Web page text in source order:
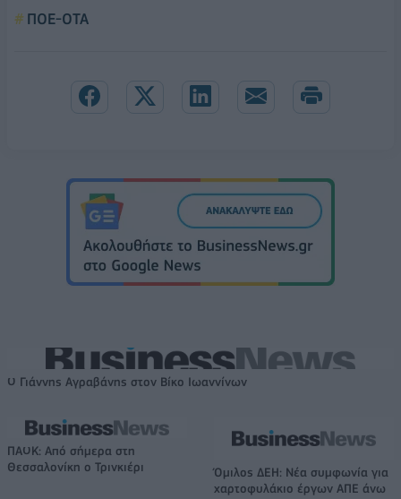
ΠΟΕ-ΟΤΑ
Ο Γιάννης Αγραβάνης στον Βίκο Ιωαννίνων
ΠΑΟΚ: Από σήμερα στη
Θεσσαλονίκη ο Τρινκιέρι
Όμιλος ΔΕΗ: Νέα συμφωνία για
χαρτοφυλάκιο έργων ΑΠΕ άνω